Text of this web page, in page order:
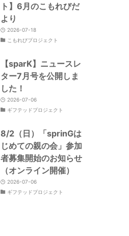
ト】6月のこもれびだ
より
2026-07-18
こもれびプロジェクト
【sparK】ニュースレ
ター7月号を公開しま
した！
2026-07-06
ギフテッドプロジェクト
8/2（日）「sprinGは
じめての親の会」参加
者募集開始のお知らせ
（オンライン開催）
2026-07-06
ギフテッドプロジェクト